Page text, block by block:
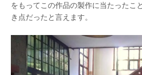
をもってこの作品の製作に当たったこ
き点だったと言えます。